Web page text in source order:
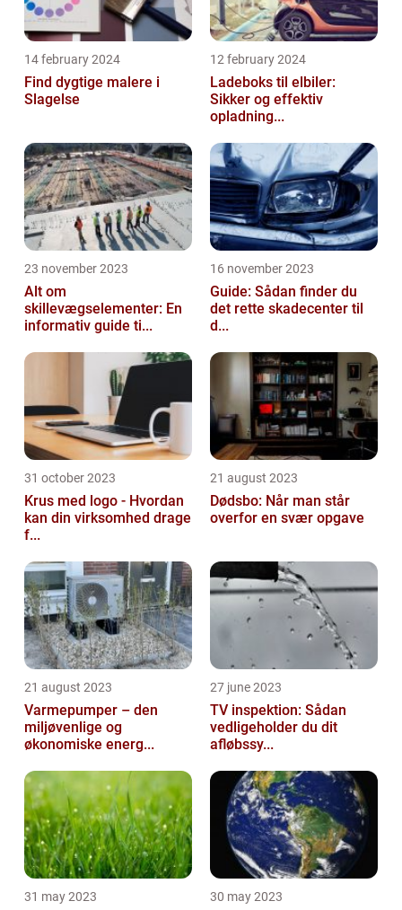
14 february 2024
Find dygtige malere i
Slagelse
12 february 2024
Ladeboks til elbiler:
Sikker og effektiv
opladning...
23 november 2023
Alt om
skillevægselementer: En
informativ guide ti...
16 november 2023
Guide: Sådan finder du
det rette skadecenter til
d...
31 october 2023
Krus med logo - Hvordan
kan din virksomhed drage
f...
21 august 2023
Dødsbo: Når man står
overfor en svær opgave
21 august 2023
Varmepumper – den
miljøvenlige og
økonomiske energ...
27 june 2023
TV inspektion: Sådan
vedligeholder du dit
afløbssy...
31 may 2023 30 may 2023